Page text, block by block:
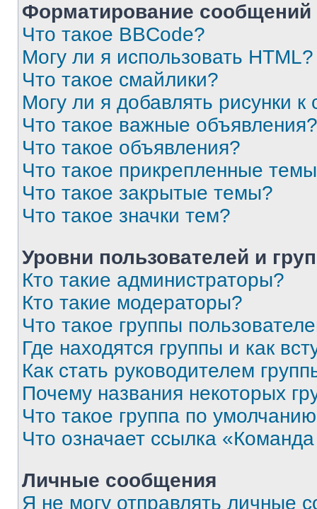
Форматирование
Что такое BBCode?
Могу ли я использовать HTML?
Что такое смайлики?
Могу ли я добавлять рисунки
Что такое важные объявления?
Что такое объявления?
Что такое прикрепленные
Что такое закрытые темы?
Что такое значки тем?
Уровни пользователей и
Кто такие администраторы?
Кто такие модераторы?
Что такое группы
Где находятся группы и как
Как стать руководителем
Почему названия некоторых
Что такое группа по
Что означает ссылка
Личные сообщения
Я не могу отправлять личные